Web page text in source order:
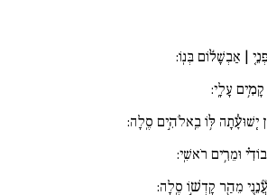
| אַבְשָׁל֬וֹם בְּנֽוֹ:
קָמִ֥ים עָלָֽי:
יְֽשׁוּעָ֓תָה לּ֥וֹ בֵֽאלֹהִ֣ים סֶֽלָה:
וּמֵרִ֥ים רֹאשִֽׁי:
מֵהַ֖ר קָדְשׁ֣וֹ סֶֽלָה: